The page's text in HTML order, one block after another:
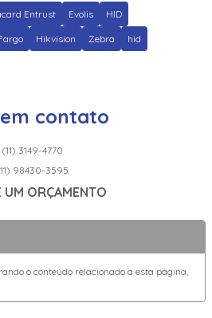
Entrust Evolis HID
Hikvision Zebra hid
contato
(11) 3149-4770
98430-3595
UM ORÇAMENTO
o conteúdo relacionado a esta página,